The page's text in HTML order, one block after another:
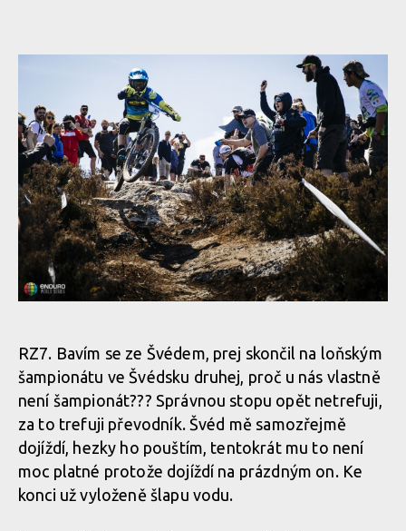
RZ7. Bavím se ze Švédem, prej skončil na loňským
šampionátu ve Švédsku druhej, proč u nás vlastně
není šampionát??? Správnou stopu opět netrefuji,
za to trefuji převodník. Švéd mě samozřejmě
dojíždí, hezky ho pouštím, tentokrát mu to není
moc platné protože dojíždí na prázdným on. Ke
konci už vyloženě šlapu vodu.